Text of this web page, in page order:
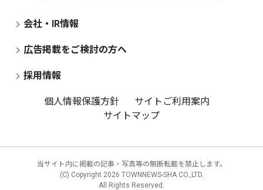
会社・IR情報
広告掲載をご検討の方へ
採用情報
個人情報保護方針
サイトご利用案内
サイトマップ
当サイト内に掲載の記事・写真等の無断転載を禁止します。
(C) Copyright 2026 TOWNNEWS-SHA CO.,LTD.
All Rights Reserved.